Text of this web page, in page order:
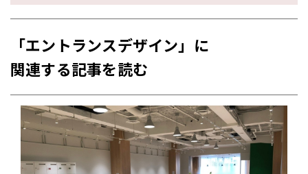
「エントランスデザイン」に
関連する記事を読む